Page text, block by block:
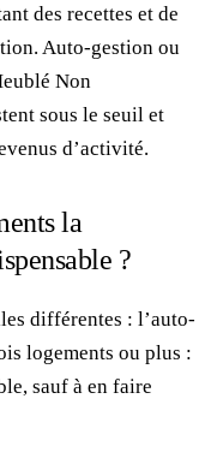
des recettes et de
Auto-gestion ou
Non
sous le seuil et
d’activité.
la
?
différentes : l’auto-
logements ou plus :
sauf à en faire